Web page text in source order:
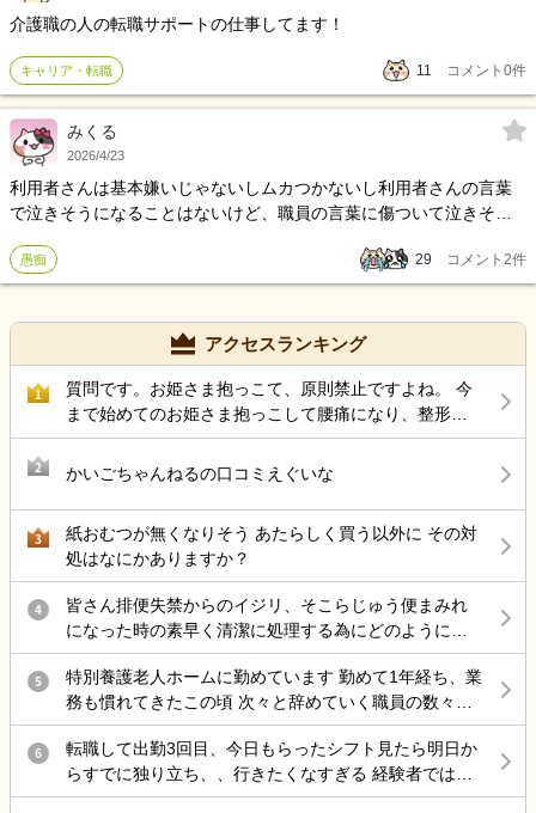
か？ リスクを背負うのは結局介護職員。 他は痛くも痒くもない。 職
場の人間関係の確執の先には そんな人間関係の歪みに遭遇する。 １
段目で転けてたら先は一歩も動けません。 介護の職場での充実感は
単なる自己満程度。 利用者を取り巻く環境にコミットして はじめて
介護と言えます。 今度はケアマネに噛みつくのかな
介護職の人の転職サポートの仕事してます！
キャリア・転職 11 コメント 0件
みくる
2026/4/23
利用者さんは基本嫌いじゃないしムカつかないし利用者さんの言葉
で泣きそうになることはないけど、職員の言葉に傷ついて泣きそう
愚痴 29 コメント 2件
アクセスランキング
1
質問です。お姫さま抱っこて、原則禁止ですよね。 今
まで始めてのお姫さま抱っこして腰痛になり、整形受
診して、薬もらい、リハビリしています。
2 かいごちゃんねるの口コミえぐいな
3
紙おむつが無くなりそう あたらしく買う以外に その対
処はなにかありますか？
4
皆さん排便失禁からのイジリ、そこらじゅう便まみれ
になった時の素早く清潔に処理する為にどのようにケ
アしていますか？
5
特別養護老人ホームに勤めています 勤めて1年経ち、業
務も慣れてきたこの頃 次々と辞めていく職員の数々…
お局さんは他部署にいるので そこへ配属されない限
り、滅多に会うことはないですが 仮に異動命令がきた
ら、またあのハラスメントを 受ける日々に逆戻りかと
思うと 憂鬱になります ようやくそこそこのボーナスを
6
転職して出勤3回目、今日もらったシフト見たら明日か
らすでに独り立ち、、行きたくなすぎる 経験者ではあ
るけど、ブランクあって不安なこともつたえて、指導